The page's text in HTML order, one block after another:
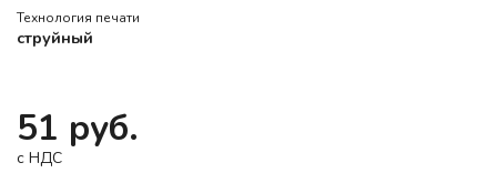
Технология печати
струйный
51 руб.
c НДС